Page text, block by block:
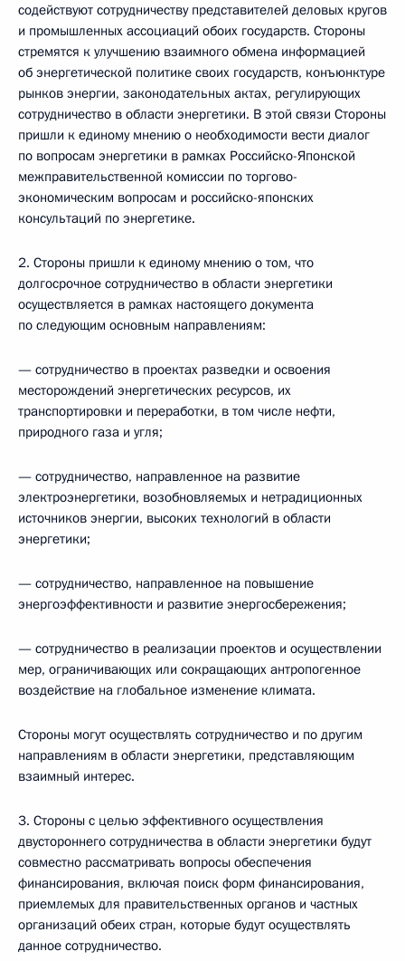
содействуют сотрудничеству представителей деловых кругов
и промышленных ассоциаций обоих государств. Стороны
стремятся к улучшению взаимного обмена информацией
об энергетической политике своих государств, конъюнктуре
рынков энергии, законодательных актах, регулирующих
сотрудничество в области энергетики. В этой связи Стороны
пришли к единому мнению о необходимости вести диалог
по вопросам энергетики в рамках Российско-Японской
межправительственной комиссии по торгово-
экономическим вопросам и российско-японских
консультаций по энергетике.
2. Стороны пришли к единому мнению о том, что
долгосрочное сотрудничество в области энергетики
осуществляется в рамках настоящего документа
по следующим основным направлениям:
— сотрудничество в проектах разведки и освоения
месторождений энергетических ресурсов, их
транспортировки и переработки, в том числе нефти,
природного газа и угля;
— сотрудничество, направленное на развитие
электроэнергетики, возобновляемых и нетрадиционных
источников энергии, высоких технологий в области
энергетики;
— сотрудничество, направленное на повышение
энергоэффективности и развитие энергосбережения;
— сотрудничество в реализации проектов и осуществлении
мер, ограничивающих или сокращающих антропогенное
воздействие на глобальное изменение климата.
Стороны могут осуществлять сотрудничество и по другим
направлениям в области энергетики, представляющим
взаимный интерес.
3. Стороны с целью эффективного осуществления
двустороннего сотрудничества в области энергетики будут
совместно рассматривать вопросы обеспечения
финансирования, включая поиск форм финансирования,
приемлемых для правительственных органов и частных
организаций обеих стран, которые будут осуществлять
данное сотрудничество.